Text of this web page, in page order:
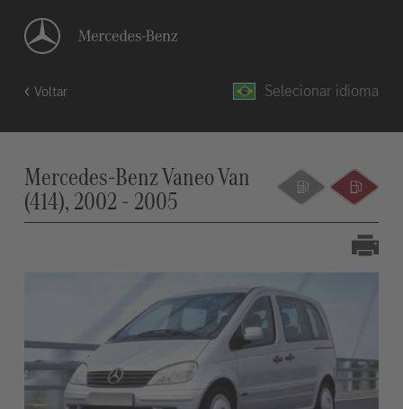
Voltar Selecionar idioma
Mercedes-Benz Vaneo Van
(414), 2002 - 2005